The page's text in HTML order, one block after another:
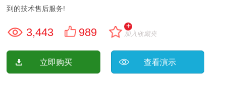
到的技术售后服务!
3,443 989
+
加入收藏夹
立即购买 查看演示